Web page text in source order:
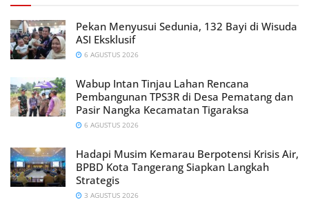
Pekan Menyusui Sedunia, 132 Bayi di Wisuda
ASI Eksklusif
6 AGUSTUS 2026
Wabup Intan Tinjau Lahan Rencana
Pembangunan TPS3R di Desa Pematang dan
Pasir Nangka Kecamatan Tigaraksa
6 AGUSTUS 2026
Hadapi Musim Kemarau Berpotensi Krisis Air,
BPBD Kota Tangerang Siapkan Langkah
Strategis
3 AGUSTUS 2026